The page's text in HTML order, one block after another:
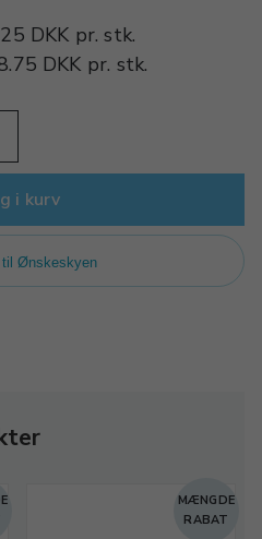
DKK pr.stk.
DKK pr. stk.
i kurv
Ønskeskyen
MÆNGDE
RABAT